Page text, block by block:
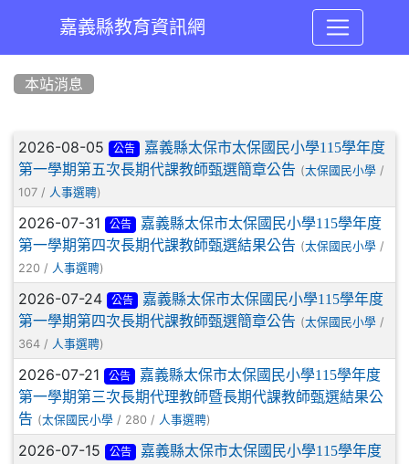
嘉義縣教育資訊網
本站消息
文章列表
2026-08-05 公告
嘉義縣太保市太保國民小學115學年度
第一學期第五次長期代課教師甄選簡章公告 (太保國民小學 /
107 / 人事選聘)
2026-07-31 公告
嘉義縣太保市太保國民小學115學年度
第一學期第四次長期代課教師甄選結果公告 (太保國民小學 /
220 / 人事選聘)
2026-07-24 公告
嘉義縣太保市太保國民小學115學年度
第一學期第四次長期代課教師甄選簡章公告 (太保國民小學 /
364 / 人事選聘)
2026-07-21 公告
嘉義縣太保市太保國民小學115學年度
第一學期第三次長期代理教師暨長期代課教師甄選結果公
告 (太保國民小學 / 280 / 人事選聘)
2026-07-15 公告
嘉義縣太保市太保國民小學115學年度